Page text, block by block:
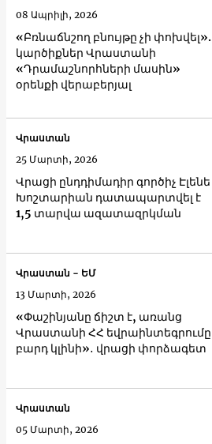
«Բռնաճնշող բնույթը չի փոխվել».
կարծիքներ Վրաստանի
«Դրամաշնորհների մասին»
օրենքի վերաբերյալ
08 Ապրիլի, 2026
Վրացի ընդդիմադիր գործիչ Էլենե
Խոշտարիան դատապարտվել է
1,5 տարվա ազատազրկման
Վրաստան
25 Մարտի, 2026
«Փաշինյանը ճիշտ է, առանց
Վրաստանի ՀՀ եվրաինտեգրումը
բարդ կլինի»․ վրացի փորձագետ
Վրաստան - ԵՄ
13 Մարտի, 2026
Վրաստան
05 Մարտի, 2026